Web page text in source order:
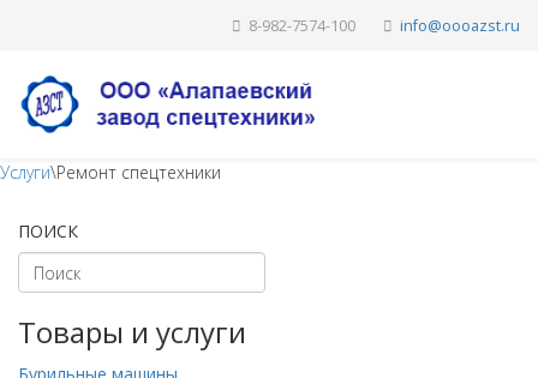
8-982-7574-100
Услуги\Ремонт спецтехники
ПОИСК
Товары и услуги